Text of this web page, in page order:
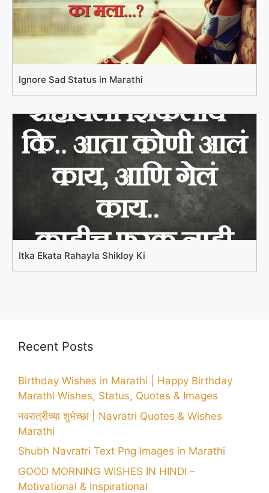
Ignore Sad Status in Marathi
Itka Ekata Rahayla Shikloy Ki
Recent Posts
Birthday Wishes in Marathi | Happy Birthday
Marathi Wishes, Status, Quotes & Images
नवरात्रीच्या शुभेच्छा | Navratri Quotes & Wishes
Marathi
Shubh Navratri Text Png Images in Marathi
GOOD MORNING WISHES IN HINDI –
Motivational & Inspirational